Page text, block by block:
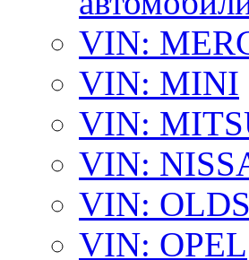
VIN:
VIN: MINI
VIN:
VIN:
VIN:
VIN: OPEL